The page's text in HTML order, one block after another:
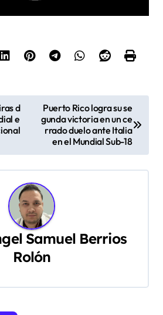
d
e
Puerto Rico logra su se
gunda victoria en un ce
rrado duelo ante Italia
en el Mundial Sub-18
Samuel Berrios
Rolón